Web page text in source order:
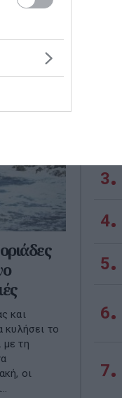
και
κυλήσει το
τη
οι
3
4
5
6
7